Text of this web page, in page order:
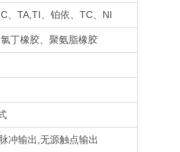
、TA,TI、铂依、TC、NI
丁橡胶、聚氨脂橡胶
冲输出,无源触点输出